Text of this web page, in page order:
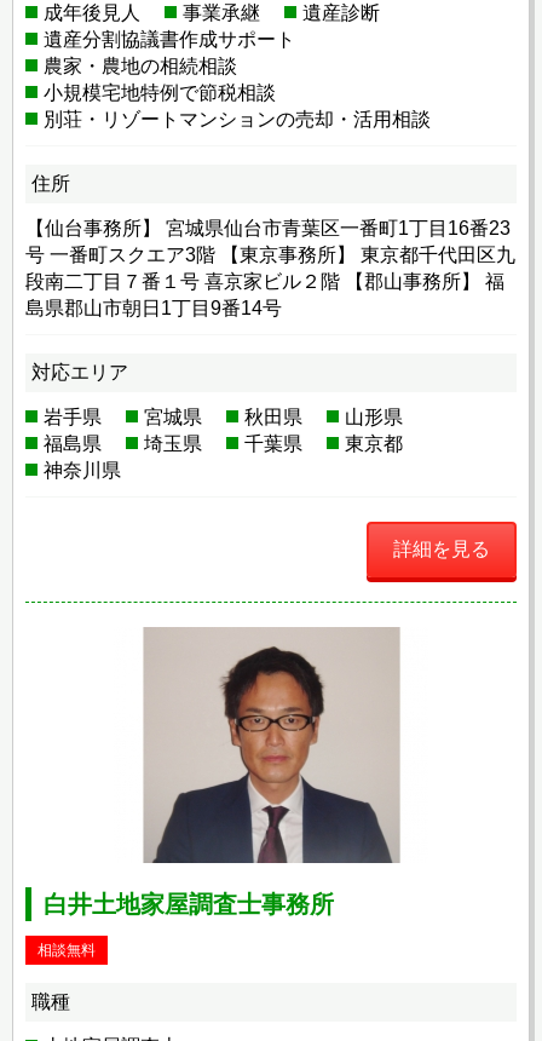
成年後見人
事業承継
遺産診断
遺産分割協議書作成サポート
農家・農地の相続相談
小規模宅地特例で節税相談
別荘・リゾートマンションの売却・活用相談
住所
【仙台事務所】 宮城県仙台市青葉区一番町1丁目16番23
号 一番町スクエア3階 【東京事務所】 東京都千代田区九
段南二丁目７番１号 喜京家ビル２階 【郡山事務所】 福
島県郡山市朝日1丁目9番14号
対応エリア
岩手県 宮城県 秋田県
山形県
福島県
埼玉県 千葉県
東京都
神奈川県
詳細を見る
白井土地家屋調査士事務所
相談無料
職種